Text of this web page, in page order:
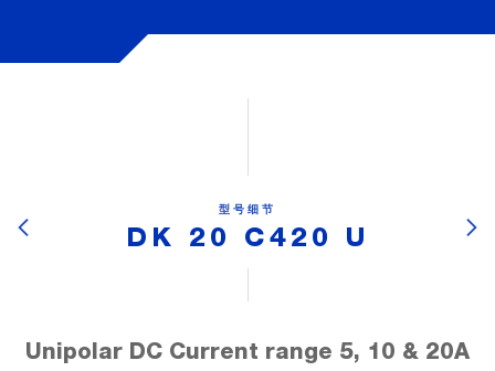
型号细节
DK 20 C420 U
Unipolar DC Current range 5, 10 & 20A